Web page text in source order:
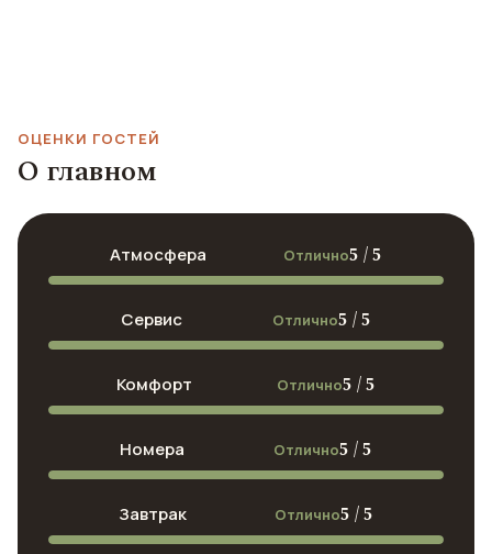
ОЦЕНКИ ГОСТЕЙ
О главном
Атмосфера Отлично5 / 5
Сервис Отлично5 / 5
Комфорт Отлично5 / 5
Номера Отлично5 / 5
Завтрак Отлично5 / 5